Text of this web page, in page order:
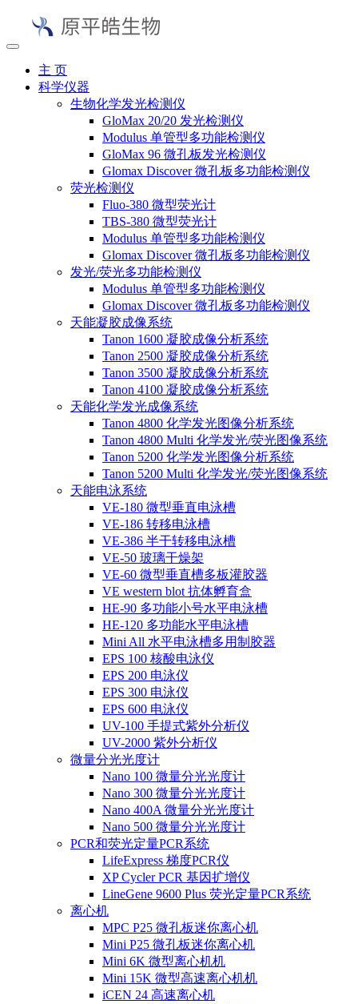
主 页
科学仪器
生物化学发光检测仪
GloMax 20/20 发光检测仪
Modulus 单管型多功能检测仪
GloMax 96 微孔板发光检测仪
Glomax Discover 微孔板多功能检测仪
荧光检测仪
Fluo-380 微型荧光计
TBS-380 微型荧光计
Modulus 单管型多功能检测仪
Glomax Discover 微孔板多功能检测仪
发光/荧光多功能检测仪
Modulus 单管型多功能检测仪
Glomax Discover 微孔板多功能检测仪
天能凝胶成像系统
Tanon 1600 凝胶成像分析系统
Tanon 2500 凝胶成像分析系统
Tanon 3500 凝胶成像分析系统
Tanon 4100 凝胶成像分析系统
天能化学发光成像系统
Tanon 4800 化学发光图像分析系统
Tanon 4800 Multi 化学发光/荧光图像系统
Tanon 5200 化学发光图像分析系统
Tanon 5200 Multi 化学发光/荧光图像系统
天能电泳系统
VE-180 微型垂直电泳槽
VE-186 转移电泳槽
VE-386 半干转移电泳槽
VE-50 玻璃干燥架
VE-60 微型垂直槽多板灌胶器
VE western blot 抗体孵育盒
HE-90 多功能小号水平电泳槽
HE-120 多功能水平电泳槽
Mini All 水平电泳槽多用制胶器
EPS 100 核酸电泳仪
EPS 200 电泳仪
EPS 300 电泳仪
EPS 600 电泳仪
UV-100 手提式紫外分析仪
UV-2000 紫外分析仪
微量分光光度计
Nano 100 微量分光光度计
Nano 300 微量分光光度计
Nano 400A 微量分光光度计
Nano 500 微量分光光度计
PCR和荧光定量PCR系统
LifeExpress 梯度PCR仪
XP Cycler PCR 基因扩增仪
LineGene 9600 Plus 荧光定量PCR系统
离心机
MPC P25 微孔板迷你离心机
Mini P25 微孔板迷你离心机
Mini 6K 微型离心机机
Mini 15K 微型高速离心机机
iCEN 24 高速离心机